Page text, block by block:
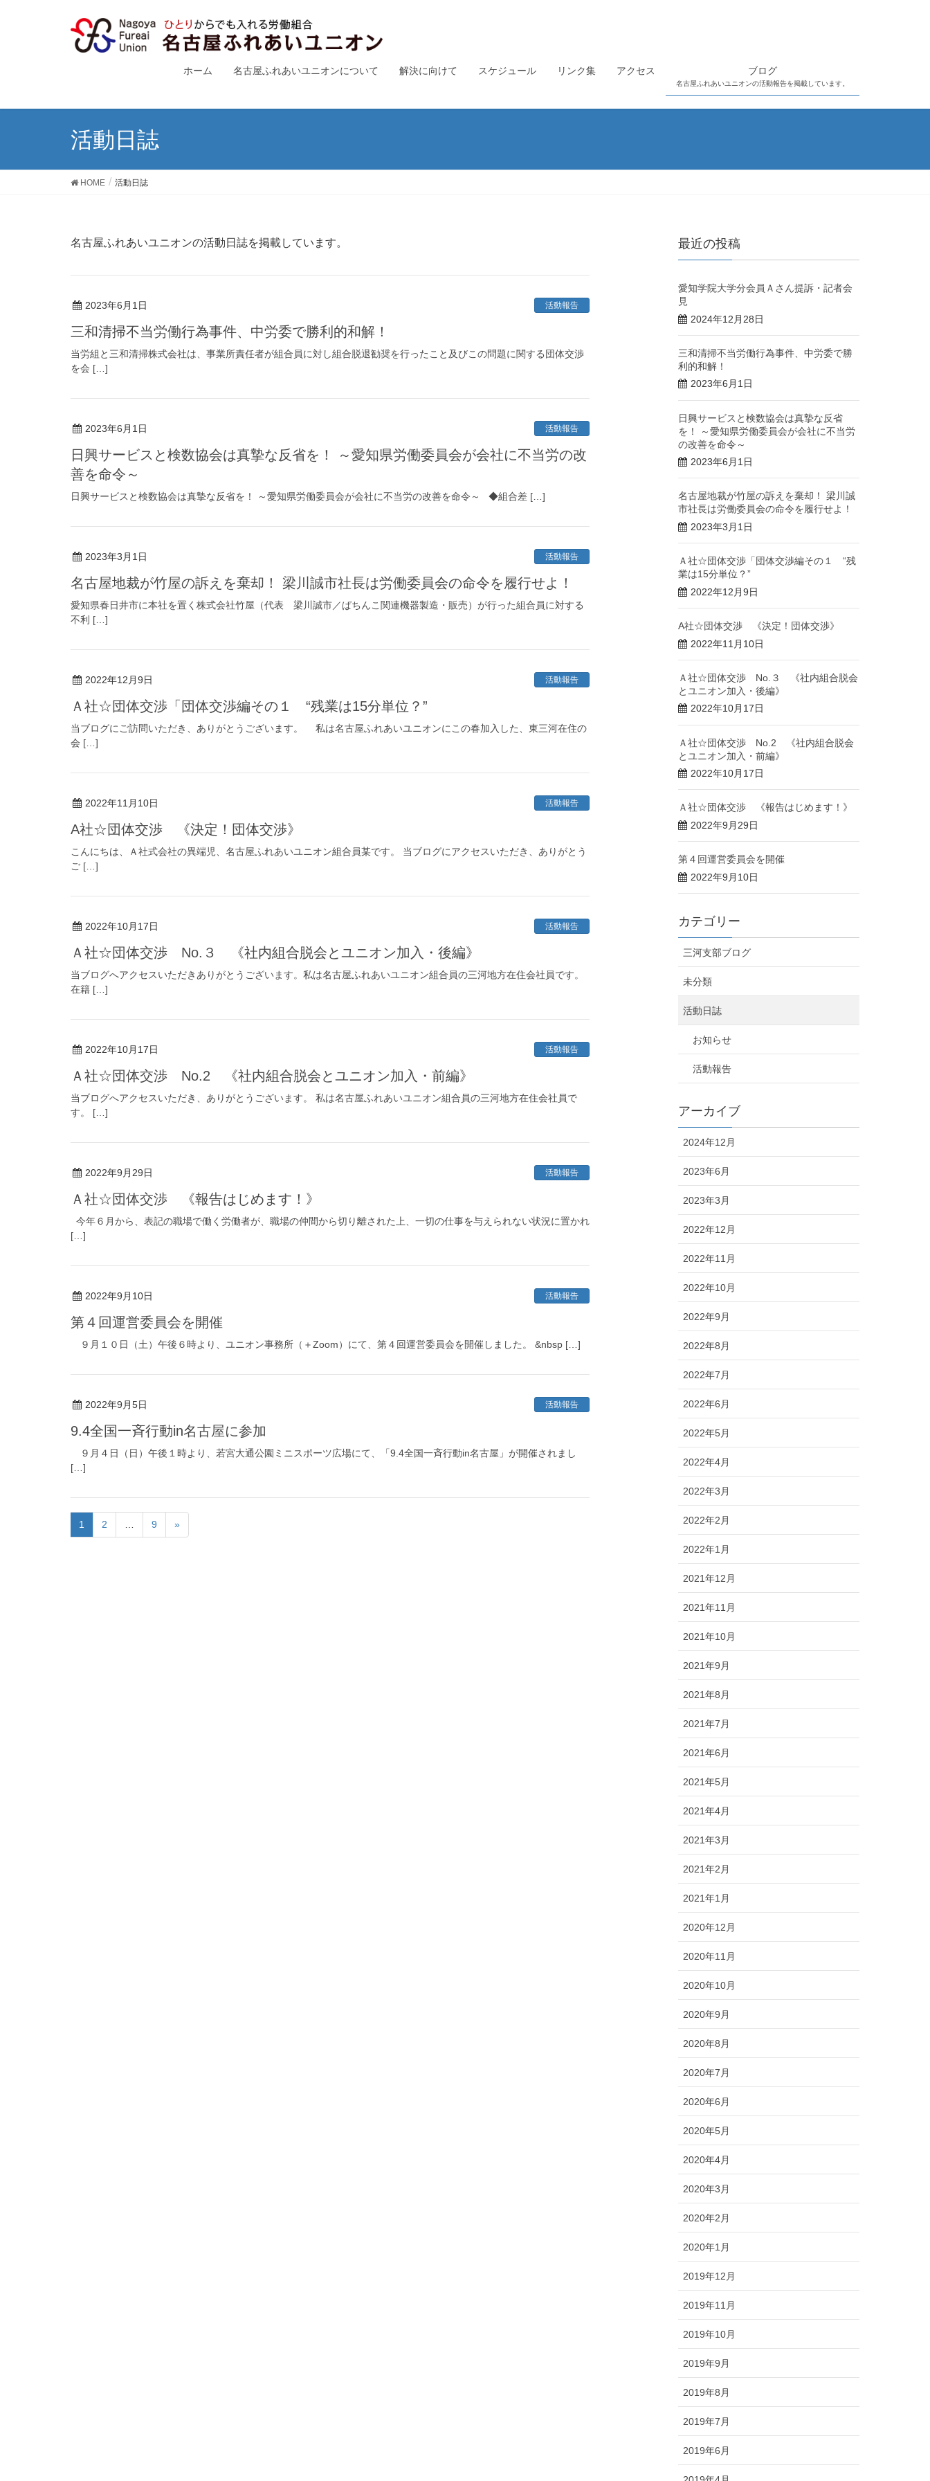
ホーム 名古屋ふれあいユニオンについて 解決に向けて スケジュール リンク集 アクセス ブログ
名古屋ふれあいユニオンの活動報告を掲載しています。
活動日誌
HOME 活動日誌
名古屋ふれあいユニオンの活動日誌を掲載しています。
2023年6月1日 活動報告
三和清掃不当労働行為事件、中労委で勝利的和解！
当労組と三和清掃株式会社は、事業所責任者が組合員に対し組合脱退勧奨を行ったこと及びこの問題に関する団体交渉
を会 […]
2023年6月1日 活動報告
日興サービスと検数協会は真摯な反省を！ ～愛知県労働委員会が会社に不当労の改
善を命令～
日興サービスと検数協会は真摯な反省を！ ～愛知県労働委員会が会社に不当労の改善を命令～ ◆組合差 […]
2023年3月1日 活動報告
名古屋地裁が竹屋の訴えを棄却！ 梁川誠市社長は労働委員会の命令を履行せよ！
愛知県春日井市に本社を置く株式会社竹屋（代表 梁川誠市／ぱちんこ関連機器製造・販売）が行った組合員に対する
不利 […]
2022年12月9日 活動報告
Ａ社☆団体交渉「団体交渉編その１ “残業は15分単位？”
当ブログにご訪問いただき、ありがとうございます。 私は名古屋ふれあいユニオンにこの春加入した、東三河在住の
会 […]
2022年11月10日 活動報告
A社☆団体交渉 《決定！団体交渉》
こんにちは、Ａ社式会社の異端児、名古屋ふれあいユニオン組合員某です。 当ブログにアクセスいただき、ありがとう
ご […]
2022年10月17日 活動報告
Ａ社☆団体交渉 No.３ 《社内組合脱会とユニオン加入・後編》
当ブログへアクセスいただきありがとうございます。私は名古屋ふれあいユニオン組合員の三河地方在住会社員です。
在籍 […]
2022年10月17日 活動報告
Ａ社☆団体交渉 No.2 《社内組合脱会とユニオン加入・前編》
当ブログへアクセスいただき、ありがとうございます。 私は名古屋ふれあいユニオン組合員の三河地方在住会社員で
す。 […]
2022年9月29日 活動報告
Ａ社☆団体交渉 《報告はじめます！》
今年６月から、表記の職場で働く労働者が、職場の仲間から切り離された上、一切の仕事を与えられない状況に置かれ
[…]
2022年9月10日 活動報告
第４回運営委員会を開催
９月１０日（土）午後６時より、ユニオン事務所（＋Zoom）にて、第４回運営委員会を開催しました。 &nbsp […]
2022年9月5日 活動報告
9.4全国一斉行動in名古屋に参加
９月４日（日）午後１時より、若宮大通公園ミニスポーツ広場にて、「9.4全国一斉行動in名古屋」が開催されまし
[…]
1 2 9 »
最近の投稿
愛知学院大学分会員Ａさん提訴・記者会
見
2024年12月28日
三和清掃不当労働行為事件、中労委で勝
利的和解！
2023年6月1日
日興サービスと検数協会は真摯な反省
を！ ～愛知県労働委員会が会社に不当労
の改善を命令～
2023年6月1日
名古屋地裁が竹屋の訴えを棄却！ 梁川誠
市社長は労働委員会の命令を履行せよ！
2023年3月1日
Ａ社☆団体交渉「団体交渉編その１ “残
業は15分単位？”
2022年12月9日
A社☆団体交渉 《決定！団体交渉》
2022年11月10日
Ａ社☆団体交渉 No.３ 《社内組合脱会
とユニオン加入・後編》
2022年10月17日
Ａ社☆団体交渉 No.2 《社内組合脱会
とユニオン加入・前編》
2022年10月17日
Ａ社☆団体交渉 《報告はじめます！》
2022年9月29日
第４回運営委員会を開催
2022年9月10日
カテゴリー
三河支部ブログ
未分類
活動日誌
お知らせ
活動報告
アーカイブ
2024年12月
2023年6月
2023年3月
2022年12月
2022年11月
2022年10月
2022年9月
2022年8月
2022年7月
2022年6月
2022年5月
2022年4月
2022年3月
2022年2月
2022年1月
2021年12月
2021年11月
2021年10月
2021年9月
2021年8月
2021年7月
2021年6月
2021年5月
2021年4月
2021年3月
2021年2月
2021年1月
2020年12月
2020年11月
2020年10月
2020年9月
2020年8月
2020年7月
2020年6月
2020年5月
2020年4月
2020年3月
2020年2月
2020年1月
2019年12月
2019年11月
2019年10月
2019年9月
2019年8月
2019年7月
2019年6月